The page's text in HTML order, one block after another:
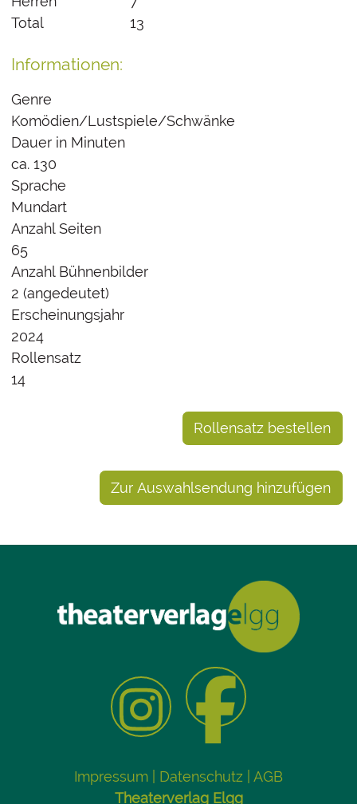
Total
13
Informationen:
Genre
Komödien/Lustspiele/Schwänke
Dauer in Minuten
ca. 130
Sprache
Mundart
Anzahl Seiten
65
Anzahl Bühnenbilder
2 (angedeutet)
Erscheinungsjahr
2024
Rollensatz
14
Rollensatz bestellen
Zur Auswahlsendung hinzufügen
Impressum Datenschutz
AGB
Theaterverlag Elgg